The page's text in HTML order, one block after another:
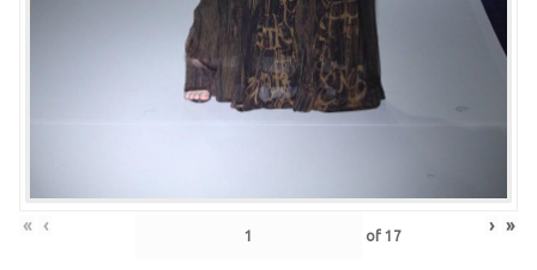
« ‹ of 17 › »